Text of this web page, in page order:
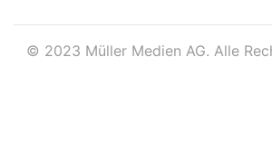
© 2023 Müller Medien AG. Alle